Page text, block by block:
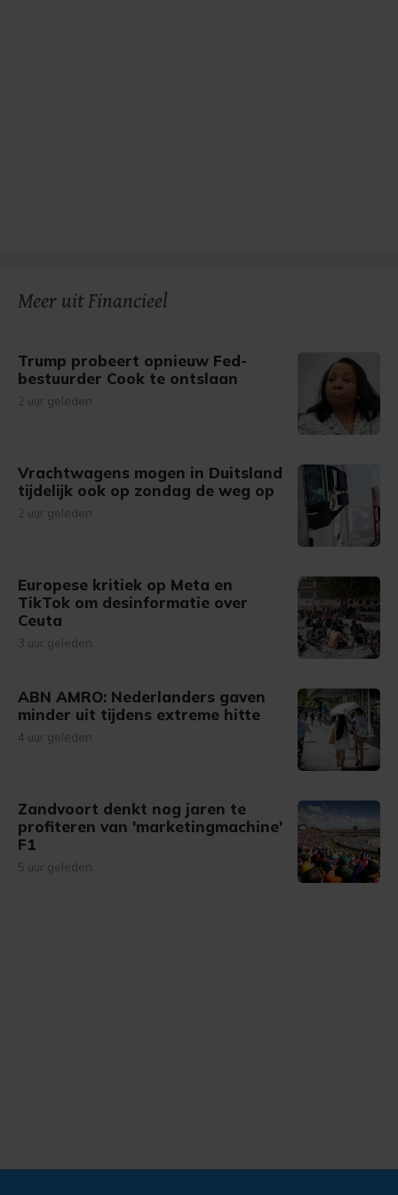
Meer uit Financieel
Trump probeert opnieuw Fed-
bestuurder Cook te ontslaan
2 uur geleden
Vrachtwagens mogen in Duitsland
tijdelijk ook op zondag de weg op
2 uur geleden
Europese kritiek op Meta en
TikTok om desinformatie over
Ceuta
3 uur geleden
ABN AMRO: Nederlanders gaven
minder uit tijdens extreme hitte
4 uur geleden
Zandvoort denkt nog jaren te
profiteren van 'marketingmachine'
F1
5 uur geleden